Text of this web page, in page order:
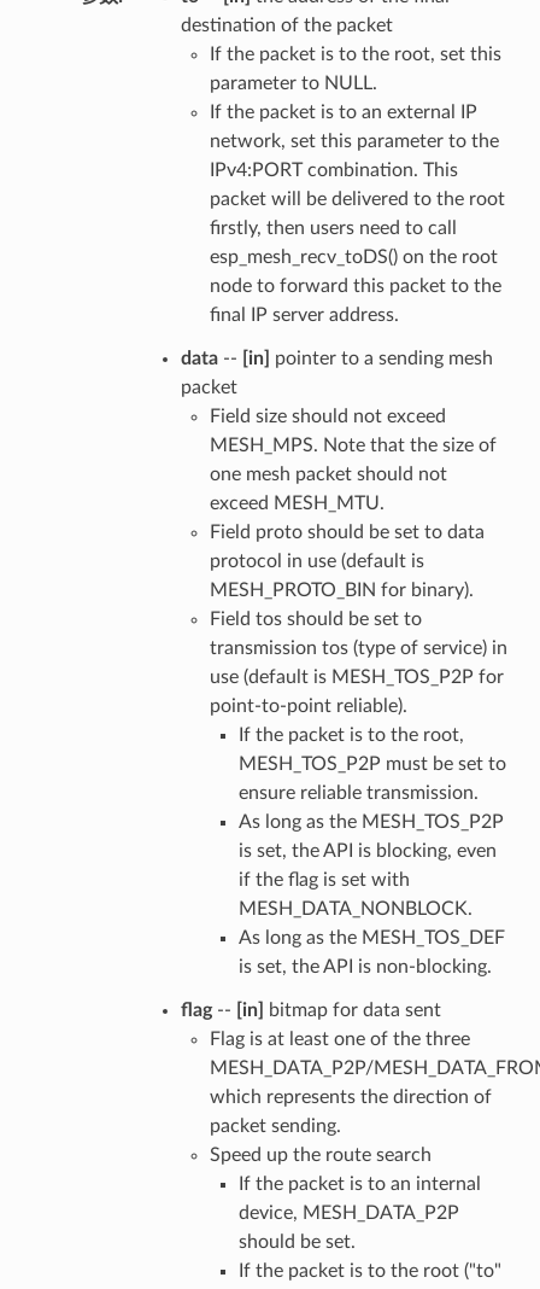
destination of the packet
If the packet is to the root, set this
parameter to NULL.
If the packet is to an external IP
network, set this parameter to the
IPv4:PORT combination. This
packet will be delivered to the root
firstly, then users need to call
esp_mesh_recv_toDS() on the root
node to forward this packet to the
final IP server address.
data-- [in]
pointer to a sending mesh
packet
Field size should not exceed
MESH_MPS. Note that the size of
one mesh packet should not
exceed MESH_MTU.
Field proto should be set to data
protocol in use (default is
MESH_PROTO_BIN for binary).
Field tos should be set to
transmission tos (type of service) in
use (default is MESH_TOS_P2P for
point-to-point reliable).
If the packet is to the root,
MESH_TOS_P2P must be set to
ensure reliable transmission.
As long as the MESH_TOS_P2P
is set, the API is blocking, even
if the flag is set with
MESH_DATA_NONBLOCK.
As long as the MESH_TOS_DEF
is set, the API is non-blocking.
flag-- [in]
bitmap for data sent
Flag is at least one of the three
MESH_DATA_P2P/
which represents the direction of
packet sending.
Speed up the route search
If the packet is to an internal
device, MESH_DATA_P2P
should be set.
If the packet is to the root ("to"